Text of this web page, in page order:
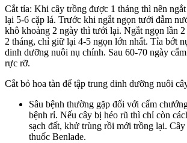
Cắt tỉa: Khi cây trồng được 1 tháng thì nên
lại 5-6 cặp lá. Trước khi ngắt ngọn tưới đẫm
khô khoảng 2 ngày thì tưới lại. Ngắt ngọn lần
2 tháng, chỉ giữ lại 4-5 ngọn lớn nhất. Tỉa bớt
dinh dưỡng nuôi nụ chính. Sau 60-70 ngày
rực rỡ.
Cắt bỏ hoa tàn để tập trung dinh dưỡng nuôi
Sâu bệnh thường gặp đối với cẩm
bệnh rỉ. Nếu cây bị héo rũ thì chỉ còn
sạch đất, khử trùng rồi mới trồng lại.
thuốc Benlade.